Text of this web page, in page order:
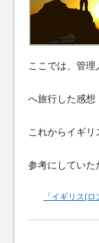
ここでは、管
へ旅行した感想
これからイギリ
参考にしていた
「イギリス(